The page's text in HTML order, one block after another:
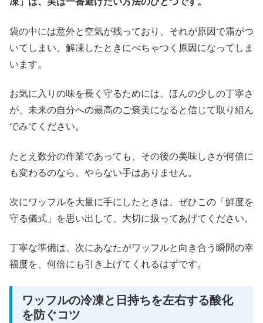
袋の中には意外と空気が残っており、それが原因で霜がつ
いてしまい、解凍したときにべちゃつく原因になってしま
います。
お気に入りの味を長く守るためには、ほんの少しの丁寧さ
が、未来の自分への最高のご褒美になると信じて取り組ん
でみてください。
たとえ数分の作業であっても、その後の美味しさが何倍に
も変わるのなら、やらない手はありません。
次にワッフルを大量に手にしたときは、ぜひこの「鮮度を
守る儀式」を思い出して、大切に扱ってあげてください。
丁寧な準備は、次にあなたがワッフルと向き合う瞬間の幸
福度を、何倍にも引き上げてくれるはずです。
ワッフルの冷凍と日持ちを左右する酸化
を防ぐコツ